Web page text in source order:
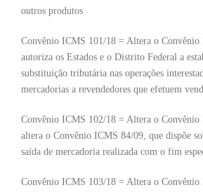
outros produtos
Convênio ICMS 101/18 = Altera o Convênio
autoriza os Estados e o Distrito Federal a
substituição tributária nas operações
mercadorias a revendedores que efetuem
Convênio ICMS 102/18 = Altera o Convênio
altera o Convênio ICMS 84/09, que dispõe
saída de mercadoria realizada com o fim
Convênio ICMS 103/18 = Altera o Convênio